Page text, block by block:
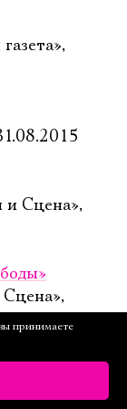
и Сцена»,
22.07.2015
принимаете